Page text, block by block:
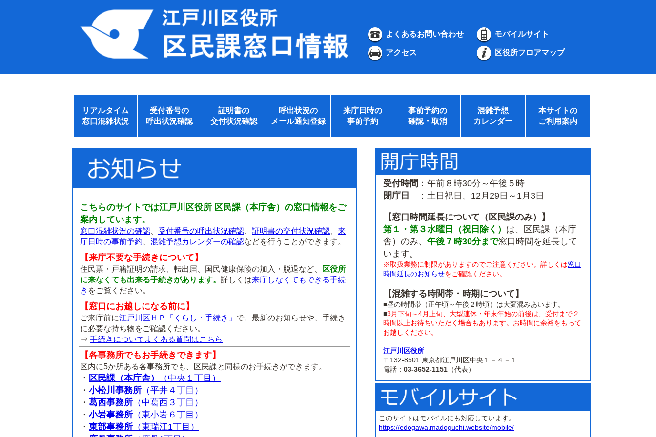
よくあるお問い合わせ モバイルサイト
アクセス 区役所フロアマップ
リアルタイム
窓口混雑状況
受付番号の
呼出状況確認
証明書の
交付状況確認
呼出状況の
メール通知登録
来庁日時の
事前予約
事前予約の
確認・取消
混雑予想
カレンダー
本サイトの
ご利用案内
こちらのサイトでは江戸川区役所 区民課（本庁舎）の窓口情報をご
案内しています。
窓口混雑状況の確認 受付番号の呼出状況確認 証明書の交付状況確認
来
庁日時の事前予約
混雑予想カレンダーの確認などを行うことができます。
【来庁不要な手続きについて】
住民票・戸籍証明の請求、転出届、国民健康保険の加入・脱退など、
区役所
に来なくても出来る手続きがあります。 詳しくは来庁しなくてもできる手続
き をご覧ください。
【窓口にお越しになる前に】
ご来庁前に江戸川区ＨＰ「くらし・手続き」 で、最新のお知らせや、手続き
に必要な持ち物をご確認ください。
⇒ 手続きについてよくある質問はこちら
【各事務所でもお手続きできます】
区内に5か所ある各事務所でも、区民課と同様のお手続きができます。
・ 区民課（本庁舎）
（中央１丁目）
・ 小松川事務所 （平井４丁目）
・ 葛西事務所 （中葛西３丁目）
・ 小岩事務所 （東小岩６丁目）
・ 東部事務所 （東瑞江1丁目）
受付時間 ：午前８時30分～午後５時
閉庁日
：土日祝日、12月29日～1月3日
【窓口時間延長について（区民課のみ）】
第１・第３水曜日（祝日除く） は、区民課（本庁
舎）のみ、 午後７時30分まで窓口時間を延長して
います。
※取扱業務に制限がありますのでご注意ください。詳しくは窓口
時間延長のお知らせをご確認ください。
【混雑する時間帯・時期について】
■昼の時間帯（正午頃～午後２時頃）は大変混みあいます。
■3月下旬～4月上旬、大型連休・年末年始の前後は、受付まで２
時間以上お待ちいただく場合もあります。お時間に余裕をもって
お越しください。
江戸川区役所
〒132-8501 東京都江戸川区中央１－４－１
電話： 03-3652-1151 （代表）
このサイトはモバイルにも対応しています。
https://edogawa.madoguchi.website/mobile/